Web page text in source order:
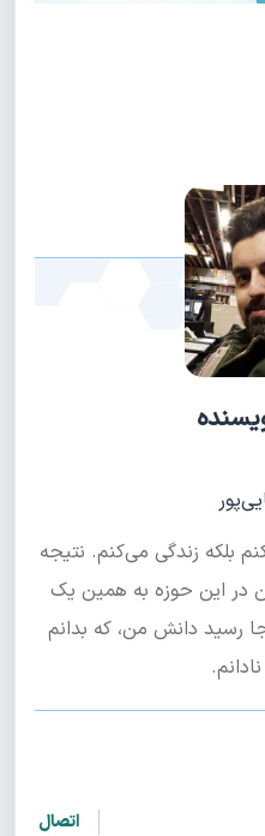
بلکه زندگی می‌کنم. نتیجه
در این حوزه به همین یک
رسید دانش من، که بدانم
اتصال